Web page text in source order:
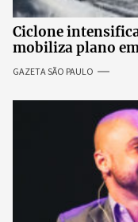
Ciclone
mobiliza plano
impactos no
GAZETA SÃO PAULO